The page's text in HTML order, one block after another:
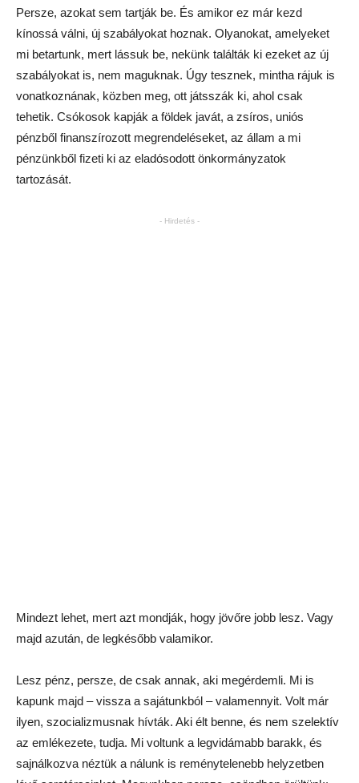
Persze, azokat sem tartják be. És amikor ez már kezd
kínossá válni, új szabályokat hoznak. Olyanokat, amelyeket
mi betartunk, mert lássuk be, nekünk találták ki ezeket az új
szabályokat is, nem maguknak. Úgy tesznek, mintha rájuk is
vonatkoznának, közben meg, ott játsszák ki, ahol csak
tehetik. Csókosok kapják a földek javát, a zsíros, uniós
pénzből finanszírozott megrendeléseket, az állam a mi
pénzünkből fizeti ki az eladósodott önkormányzatok
tartozását.
- Hirdetés -
Mindezt lehet, mert azt mondják, hogy jövőre jobb lesz. Vagy
majd azután, de legkésőbb valamikor.
Lesz pénz, persze, de csak annak, aki megérdemli. Mi is
kapunk majd – vissza a sajátunkból – valamennyit. Volt már
ilyen, szocializmusnak hívták. Aki élt benne, és nem szelektív
az emlékezete, tudja. Mi voltunk a legvidámabb barakk, és
sajnálkozva néztük a nálunk is reménytelenebb helyzetben